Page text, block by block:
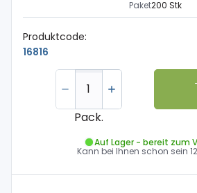
Paket200 Stk
Produktcode:
16816
Pack.
Auf Lager - bereit zum
Kann bei Ihnen schon sein